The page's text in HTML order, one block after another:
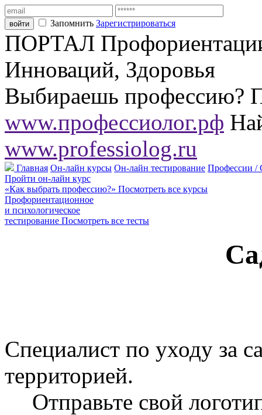
Запомнить Зарегистрироваться
ПОРТАЛ
Инноваций, Здоровья
Выбираешь профессию?
www.профессиолог.рф
www.professiolog.ru
Главная Он-лайн курсы Он-лайн тестирование Профессии /
Пройти он-лайн курс
«Как выбрать профессию?» Посмотреть все курсы
Профориентационное
и психологическое
тестирование Посмотреть все тесты
Специалист по уходу за
территорией.
Отправьте свой